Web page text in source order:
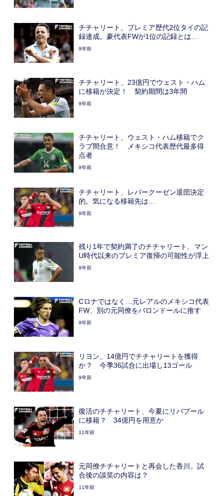
チチャリート、プレミア歴代2位タイの記
録達成。豪代表FWが1位の記録とは…
9年前
チチャリート、23億円でウェスト・ハム
に移籍が決定！ 契約期間は3年間
9年前
チチャリート、ウェスト・ハム移籍でク
ラブ間合意！ メキシコ代表歴代最多得
点者
9年前
チチャリート、レバークーゼン退団決定
的。気になる移籍先は…
9年前
残り1年で契約満了のチチャリート、マン
U時代以来のプレミア復帰の可能性が浮上
9年前
Cロナではなく…元レアルのメキシコ代表
FW、別の元同僚をバロンドールに推す
9年前
リヨン、14億円でチチャリートを獲得
か？ 今季36試合に出場し13ゴール
9年前
復活のチチャリート、今夏にリバプール
に移籍？ 34億円を用意か
11年前
元同僚チチャリートと再会した香川。試
合後の談笑の内容は？
11年前